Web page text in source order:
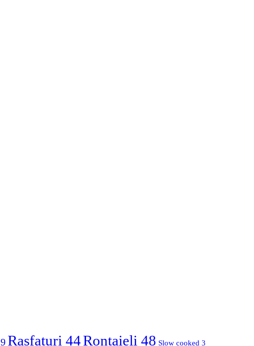
9Rasfaturi 44Rontaieli 48 Slow cooked 3